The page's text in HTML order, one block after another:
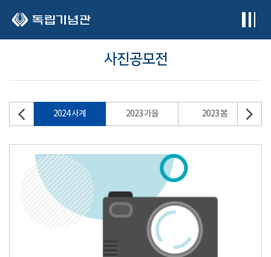
사진공모전
2024 사계 2023 가을 2023 봄